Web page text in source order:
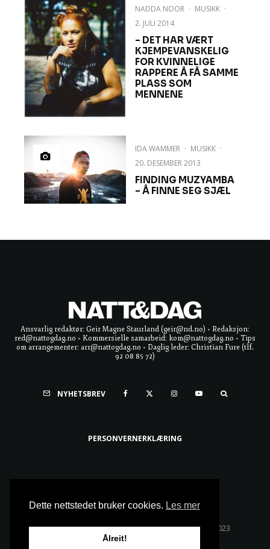
NADDA NOOR · MUSIKK ·
2. JULI 2014
– DET HAR VÆRT
KJEMPEVANSKELIG
FOR KVINNELIGE
RAPPERE Å FÅ SAMME
PLASS SOM
MENNENE
IDA WAMMER · MUSIKK ·
20. DESEMBER 2013
FINDING MUZYAMBA
– Å FINNE SEG SJÆL
Ansvarlig redaktør: Geir Magne Staurland (geir@nd.no) • Redaksjon:
red@nattogdag.no • Kommersielle samarbeid: kom@nattogdag.no • Tips
om arrangementer: arr@nattogdag.no • Daglig leder: Christian Fure (tlf.
92 08 85 72)
NYHETSBREV
PERSONVERNERKLÆRING
Alle rettigheter reservert • Copyright © Natt & Dag 2023
Dette nettstedet bruker cookies. Les mer
Ålreit!